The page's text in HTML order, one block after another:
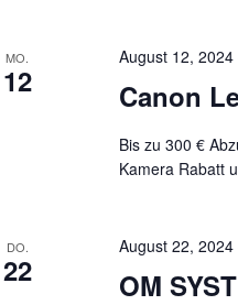
MO.
12 Canon
August 12, 2024
Bis zu 300 €
Kamera Rabatt
DO.
22 OM
August 22, 2024